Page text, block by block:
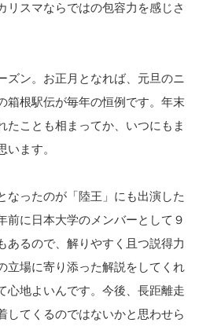
リスマならではの包容力を感じさ
ズン。お正月となれば、元旦のニ
箱根駅伝が毎年の恒例です。年末
たことも相まってか、いつにもま
います。
なったのが「陸王」にも出演した
前に日本大学のメンバーとして９
あるので、解りやすく且つ説得力
立場に寄り添った解説をしてくれ
心地よいんです。今後、長距離走
してくるのではないかと思わせら